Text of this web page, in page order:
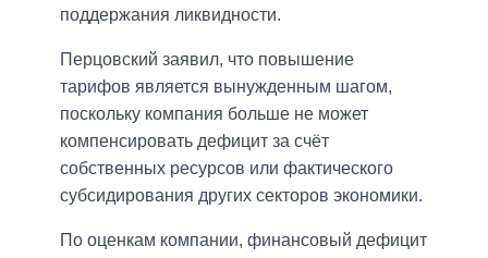
поддержания ликвидности.
Перцовский заявил, что повышение
тарифов является вынужденным шагом,
поскольку компания больше не может
компенсировать дефицит за счёт
собственных ресурсов или фактического
субсидирования других секторов экономики.
По оценкам компании, финансовый дефицит